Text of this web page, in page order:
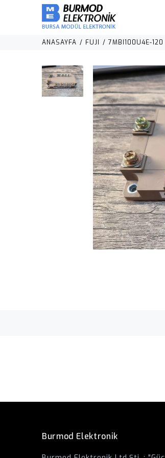
ANASAYFA FUJI 7MBI100U4E-120
Burmod Elektronik